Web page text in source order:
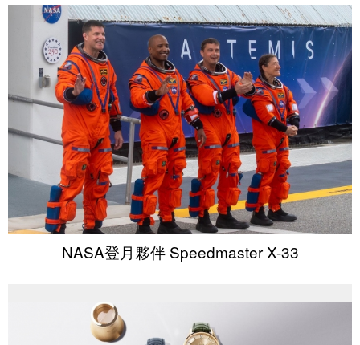
NASA登月夥伴 Speedmaster X-33